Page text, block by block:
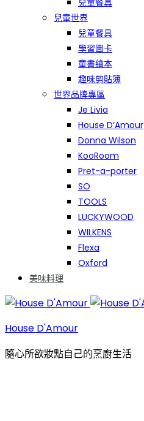
兒童餐具
兒童世界
兒童餐具
學習圖卡
童書繪本
趣味剪貼簿
世界品牌專區
Je Livia
House D’Amour
Donna Wilson
KooRoom
Pret-a-porter
SO
TOOLS
LUCKYWOOD
WILKENS
Flexa
Oxford
美味料理
House D'Amour
隨心所欲妝點自己的烹廚生活